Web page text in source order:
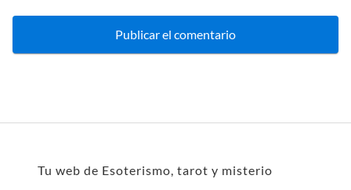
Tu web de Esoterismo, tarot y misterio